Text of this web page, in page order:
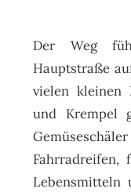
Der Weg
Hauptstraße
vielen kleinen
und Krempel
Fahrradreifen,
Lebensmitteln